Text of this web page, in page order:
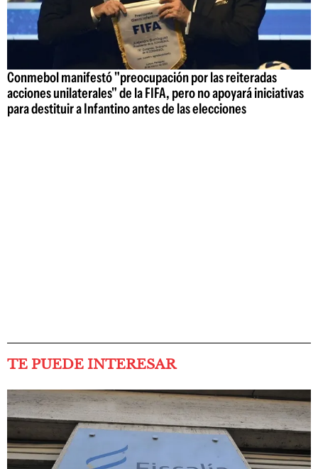
Conmebol manifestó "preocupación por las reiteradas
acciones unilaterales" de la FIFA, pero no apoyará iniciativas
para destituir a Infantino antes de las elecciones
TE PUEDE INTERESAR